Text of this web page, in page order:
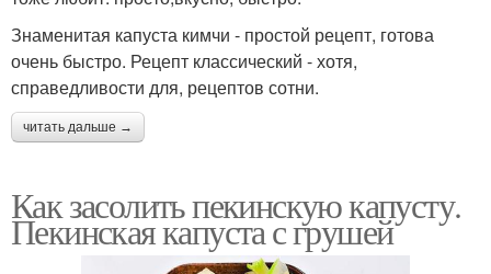
Знаменитая капуста кимчи - простой рецепт, готова
очень быстро. Рецепт классический - хотя,
справедливости для, рецептов сотни.
читать дальше →
Как засолить пекинскую капусту.
Пекинская капуста с грушей